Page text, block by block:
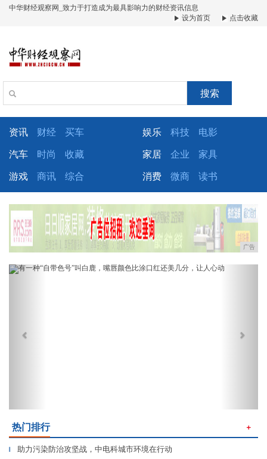
中华财经观察网_致力于打造成为最具影响力的财经资讯信息
设为首页
点击收藏
搜索
资讯 财经 买车 娱乐 科技 电影
汽车 时尚 收藏 家居 企业 家具
游戏 商讯 综合 消费 微商 读书
广告
Previous
热门排行 ＋
▎ 助力污染防治攻坚战，中电科城市环境在行动